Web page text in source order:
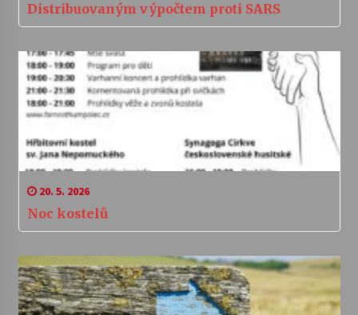
Distribuovaným výpočtem proti SARS
20. 5. 2026
Noc kostelů